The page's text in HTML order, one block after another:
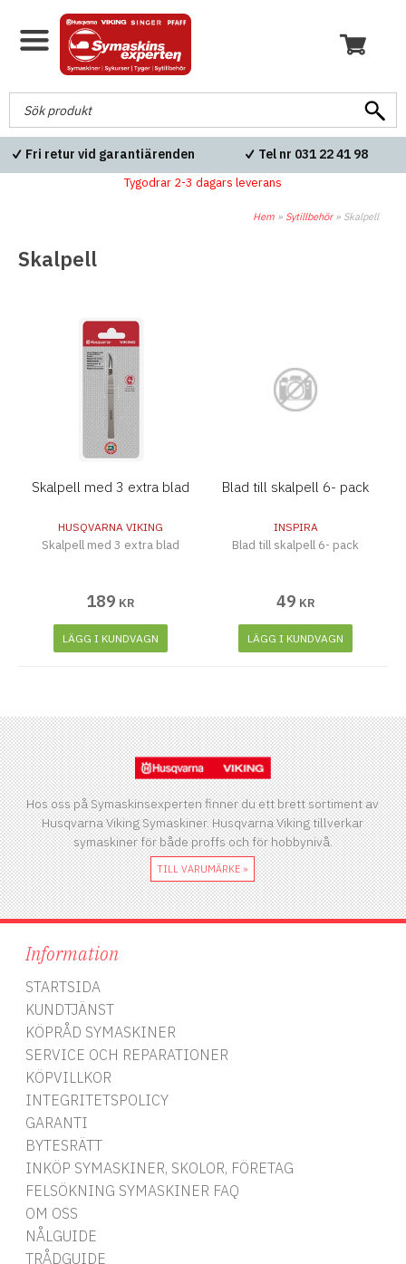
Fri retur vid garantiärenden Tel nr 031 22 41 98
Tygodrar 2-3 dagars leverans
Hem » Sytillbehör» Skalpell
Skalpell
Skalpell med 3 extra blad
HUSQVARNA VIKING
Skalpell med 3 extra blad
189 KR
LÄGG I KUNDVAGN
Blad till skalpell 6- pack
INSPIRA
Blad till skalpell 6- pack
49 KR
LÄGG I KUNDVAGN
Hos oss på Symaskinsexperten finner du ett brett sortiment av
Husqvarna Viking Symaskiner. Husqvarna Viking tillverkar
symaskiner för både proffs och för hobbynivå.
TILL VARUMÄRKE »
Information
STARTSIDA
KUNDTJÄNST
KÖPRÅD SYMASKINER
SERVICE OCH REPARATIONER
KÖPVILLKOR
INTEGRITETSPOLICY
GARANTI
BYTESRÄTT
INKÖP SYMASKINER, SKOLOR, FÖRETAG
FELSÖKNING SYMASKINER FAQ
OM OSS
NÅLGUIDE
TRÅDGUIDE